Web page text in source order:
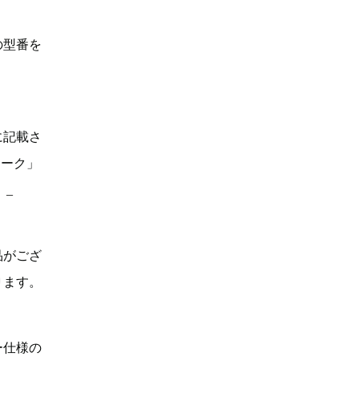
番を
載さ
ク」
がござ
す。
仕様の